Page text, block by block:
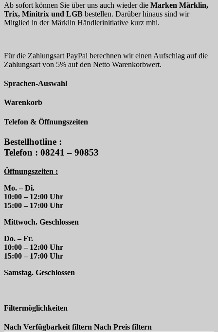
Ab sofort können Sie über uns auch wieder die Marken Märklin,
Trix, Minitrix und LGB bestellen. Darüber hinaus sind wir
Mitglied in der Märklin Händlerinitiative kurz mhi.
Für die Zahlungsart PayPal berechnen wir einen Aufschlag auf die
Zahlungsart von 5% auf den Netto Warenkorbwert.
Sprachen-Auswahl
Warenkorb
Telefon & Öffnungszeiten
Bestellhotline :
Telefon : 08241 – 90853
Öffnungszeiten :
Mo. – Di.
10:00 – 12:00 Uhr
15:00 – 17:00 Uhr
Mittwoch. Geschlossen
Do. – Fr.
10:00 – 12:00 Uhr
15:00 – 17:00 Uhr
Samstag. Geschlossen
Filtermöglichkeiten
Nach Verfügbarkeit filtern Nach Preis filtern